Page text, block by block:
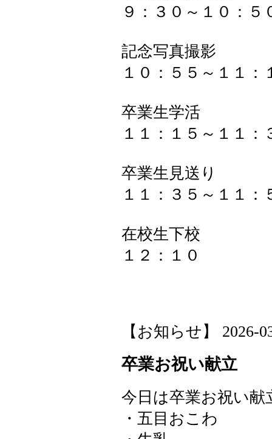
９：３０～１０：５
記念写真撮影
１０：５５～１１：
卒業生学活
１１：１５～１１：
卒業生見送り
１１：３５～１１：
在校生下校
１２：１０
【お知らせ】 2026-
卒業お祝い献立
今日は卒業お祝い献
・五目おこわ